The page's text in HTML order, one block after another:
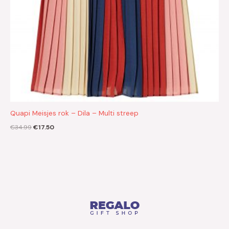
Quapi Meisjes rok – Dila – Multi streep
€34.99€17.50